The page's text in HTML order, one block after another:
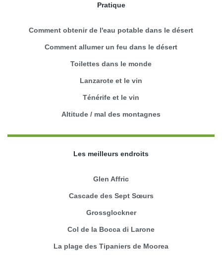
Pratique
Comment obtenir de l'eau potable dans le désert
Comment allumer un feu dans le désert
Toilettes dans le monde
Lanzarote et le vin
Ténérife et le vin
Altitude / mal des montagnes
Les meilleurs endroits
Glen Affric
Cascade des Sept Sœurs
Grossglockner
Col de la Bocca di Larone
La plage des Tipaniers de Moorea